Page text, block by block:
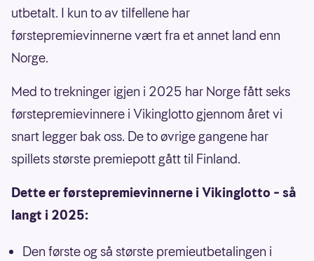
utbetalt. I kun to av tilfellene har
førstepremievinnerne vært fra et annet land enn
Norge.
Med to trekninger igjen i 2025 har Norge fått seks
førstepremievinnere i Vikinglotto gjennom året vi
snart legger bak oss. De to øvrige gangene har
spillets største premiepott gått til Finland.
Dette er førstepremievinnerne i Vikinglotto – så
langt i 2025:
Den første og så største premieutbetalingen i